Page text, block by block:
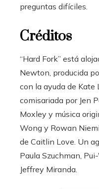
preguntas difíciles.
Créditos
“Hard Fork” está
Newton, producida
con la ayuda de Kate
comisariada por Jen
Moxley y música
Wong y Rowan
de Caitlin Love. Un
Paula Szuchman,
Jeffrey Miranda.